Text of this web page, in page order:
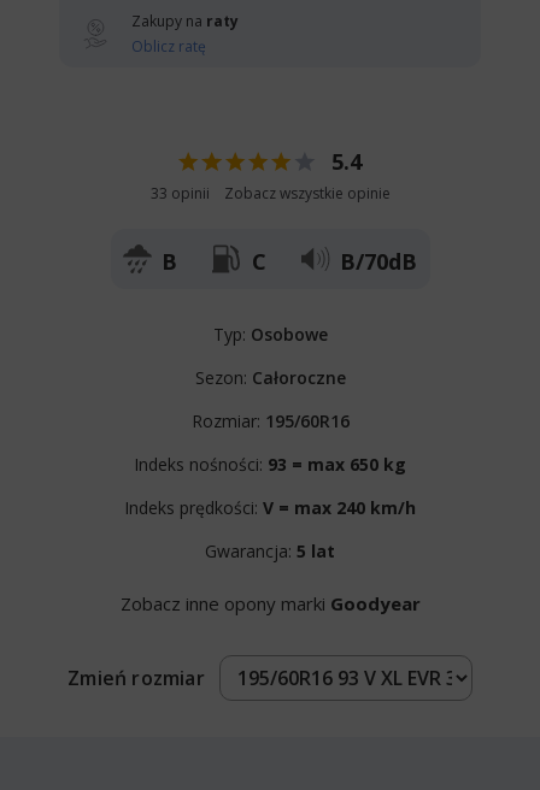
Zakupy na raty
Oblicz ratę
5.4
33 opinii Zobacz wszystkie opinie
B C B/70dB
Typ: Osobowe
Sezon: Całoroczne
Rozmiar: 195/60R16
Indeks nośności: 93 = max 650 kg
Indeks prędkości: V = max 240 km/h
Gwarancja: 5 lat
Zobacz inne opony marki Goodyear
Zmień rozmiar